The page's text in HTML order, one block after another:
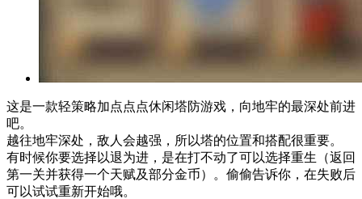
这是一款轻策略加点点点休闲塔防游戏，向地牢的最深处前进
吧。
越往地牢深处，敌人会越强，所以塔的位置和搭配很重要。
有时候你要选择以退为进，是在打不动了可以选择重生（返回
第一关并获得一个天赋及部分金币）。偷偷告诉你，在失败后
可以试试重新开始哦。